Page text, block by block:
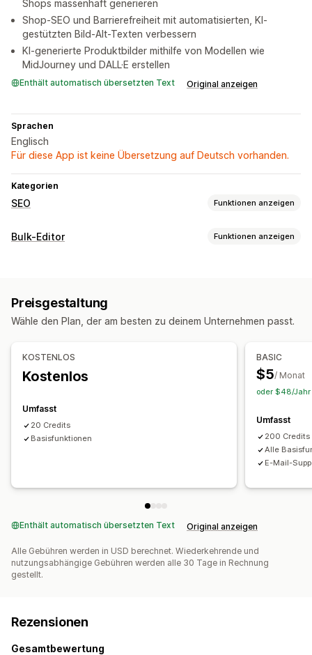
Shops massenhaft generieren
Shop-SEO und Barrierefreiheit mit automatisierten, KI-
gestützten Bild-Alt-Texten verbessern
KI-generierte Produktbilder mithilfe von Modellen wie
MidJourney und DALL·E erstellen
Enthält automatisch übersetzten Text Original anzeigen
Sprachen
Englisch
Für diese App ist keine Übersetzung auf Deutsch vorhanden.
Kategorien
SEO Funktionen anzeigen
SEO-Tools
Optimierung der Inhalte
SEO-Wertung
Analysen
Tracking der Rangliste
Bulk-Editor Funktionen anzeigen
Aktionen
Preisgestaltung
Wähle den Plan, der am besten zu deinem Unternehmen passt.
KOSTENLOS
Kostenlos
Umfasst
20 Credits
Basisfunktionen
BASIC
$5/ Monat
oder $48/Jahr
Umfasst
200 Credits
Alle
E-Mail-
Enthält automatisch übersetzten Text Original anzeigen
Alle Gebühren werden in USD berechnet. Wiederkehrende und
nutzungsabhängige Gebühren werden alle 30 Tage in Rechnung
gestellt.
Rezensionen
Gesamtbewertung